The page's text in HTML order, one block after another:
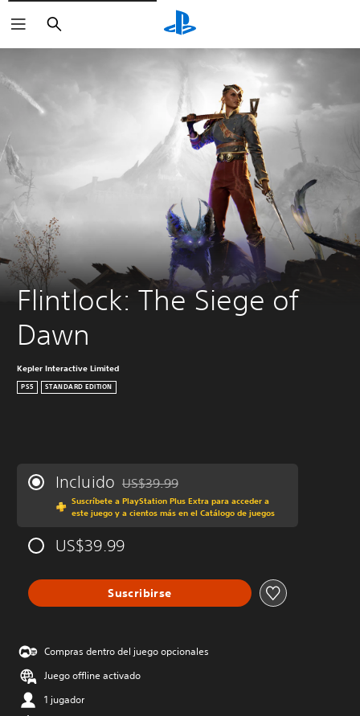
Buscar
Flintlock: The Siege of
Dawn
Kepler Interactive Limited
PS5 STANDARD EDITION
Incluido Rebajado del precio original de US$39.99
US$39.99
Suscríbete a PlayStation Plus Extra para acceder a
este juego y a cientos más en el Catálogo de juegos
US$39.99
Suscribirse
Compras dentro del juego opcionales
Juego offline activado
1 jugador